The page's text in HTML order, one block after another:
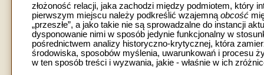
złożoność relacji, jaka zachodzi między podmiotem, który
pierwszym miejscu należy podkreślić wzajemną obcość
„przeszłe”, a jako takie nie są sprowadzalne do instancji
dysponowanie nimi w sposób jedynie funkcjonalny w
pośrednictwem analizy historyczno-krytycznej, która
środowiska, sposobów myślenia, uwarunkowań i procesu
w ten sposób treści i wyzwania, jakie - właśnie w ich